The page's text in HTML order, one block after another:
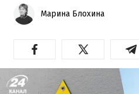
Марина Блохина